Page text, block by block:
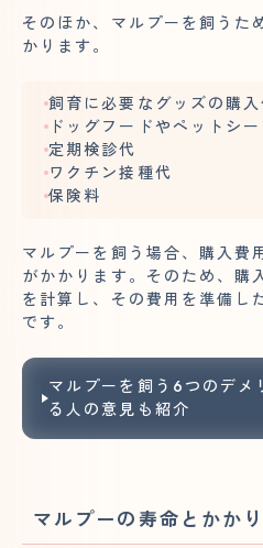
そのほか、マルプーを飼うた
かります。
飼育に必要なグッズの購入
ドッグフードやペットシ
定期検診代
ワクチン接種代
保険料
マルプーを飼う場合、購入費
がかかります。そのため、購
を計算し、 その費用を 準備し
です。
マルプーを飼う6つのデメ
る人の意見も紹介
マルプーの寿命とかか